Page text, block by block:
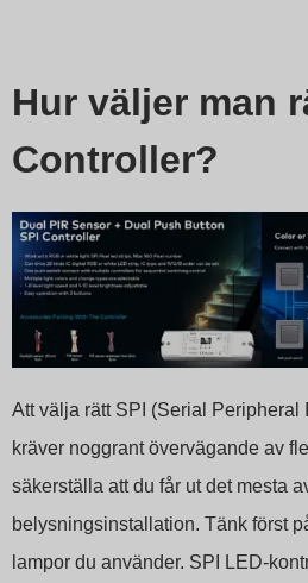
Hur väljer man
Controller?
Att välja rätt SPI (Serial Peripheral
kräver noggrant övervägande av
säkerställa att du får ut det mesta
belysningsinstallation. Tänk först
lampor du använder. SPI LED-